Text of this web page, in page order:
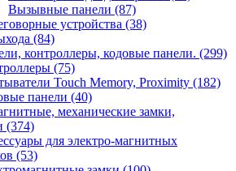
Вызывные панели (87)
устройства (38)
(84)
контроллеры, кодовые панели. (299)
(75)
Touch Memory, Proximity (182)
панели (40)
механические замки,
(374)
для электро-магнитных
(53)